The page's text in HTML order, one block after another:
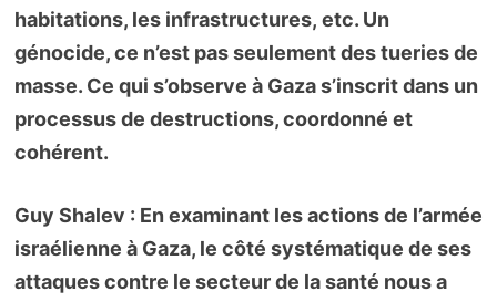
habitations, les infrastructures, etc. Un
génocide, ce n’est pas seulement des tueries de
masse. Ce qui s’observe à Gaza s’inscrit dans un
processus de destructions, coordonné et
cohérent.
Guy Shalev : En examinant les actions de l’armée
israélienne à Gaza, le côté systématique de ses
attaques contre le secteur de la santé nous a